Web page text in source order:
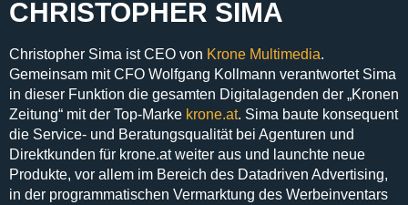
CHRISTOPHER SIMA
Christopher Sima istCEO von Krone Multimedia.
Gemeinsam mit CFO Wolfgang Kollmann verantwortet Sima
in dieser Funktion die gesamten Digitalagenden der „Kronen
Zeitung“ mit der Top-Marke krone.at. Sima baute konsequent
die Service- und Beratungsqualität bei Agenturen und
Direktkunden für krone.at weiter aus und launchte neue
Produkte, vor allem im Bereich des Datadriven Advertising,
in der programmatischen Vermarktung des Werbeinventars